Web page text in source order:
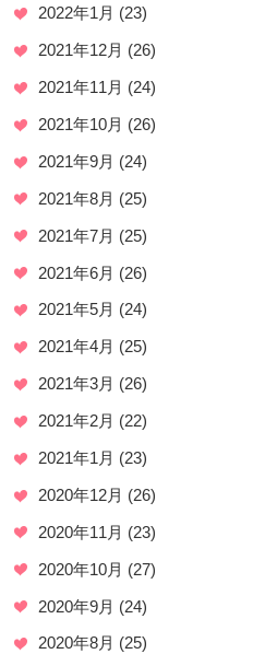
2022年1月 (23)
2021年12月 (26)
2021年11月 (24)
2021年10月 (26)
2021年9月 (24)
2021年8月 (25)
2021年7月 (25)
2021年6月 (26)
2021年5月 (24)
2021年4月 (25)
2021年3月 (26)
2021年2月 (22)
2021年1月 (23)
2020年12月 (26)
2020年11月 (23)
2020年10月 (27)
2020年9月 (24)
2020年8月 (25)